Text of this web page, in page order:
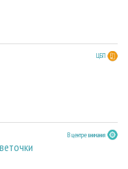
ЦБП
В центре внимания